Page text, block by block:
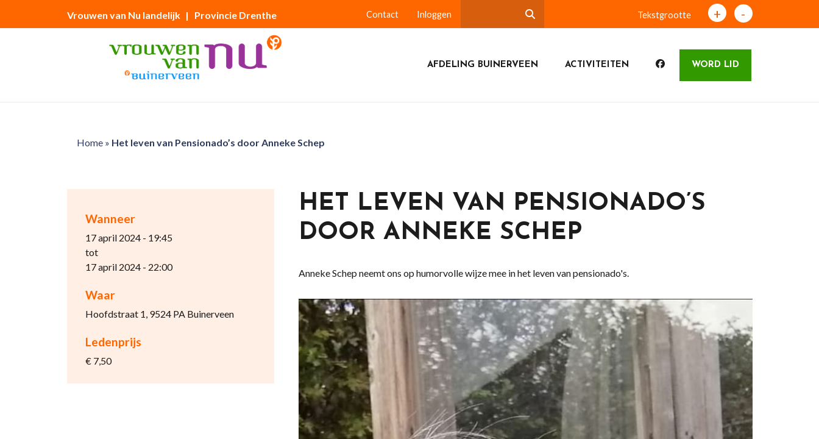
Vrouwen van Nu landelijk | Provincie Drenthe Contact Inloggen Tekstgrootte + -
AFDELING BUINERVEEN ACTIVITEITEN WORD LID
Home» Het leven van Pensionado’s door Anneke Schep
Wanneer
17 april 2024 - 19:45
tot
17 april 2024 - 22:00
Waar
Hoofdstraat 1, 9524 PA Buinerveen
Ledenprijs
€ 7,50
HET LEVEN VAN PENSIONADO’S
DOOR ANNEKE SCHEP
Anneke Schep neemt ons op humorvolle wijze mee in het leven van pensionado's.